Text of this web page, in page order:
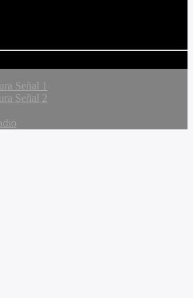
Señal 1
Señal 2